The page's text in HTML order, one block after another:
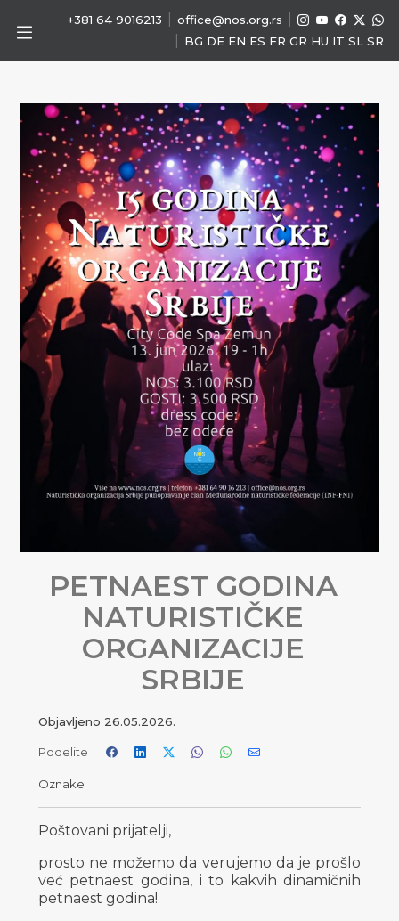
+381 64 9016213 office@nos.org.rs
BG DE EN ES FR GR HU IT SL SR
PETNAEST GODINA
NATURISTIČKE
ORGANIZACIJE
SRBIJE
Objavljeno 26.05.2026.
Podelite
Oznake
Poštovani prijatelji,
prosto ne možemo da verujemo da je prošlo
već petnaest godina, i to kakvih dinamičnih
petnaest godina!